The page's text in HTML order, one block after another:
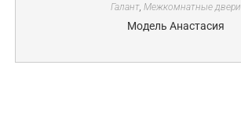
Галант Межкомнатные двери
Модель Анастасия